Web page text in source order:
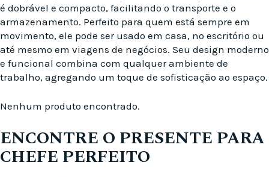
é dobrável e compacto, facilitando o transporte e o
armazenamento. Perfeito para quem está sempre em
movimento, ele pode ser usado em casa, no escritório ou
até mesmo em viagens de negócios. Seu design moderno
e funcional combina com qualquer ambiente de
trabalho, agregando um toque de sofisticação ao espaço.
Nenhum produto encontrado.
ENCONTRE O PRESENTE PARA
CHEFE PERFEITO